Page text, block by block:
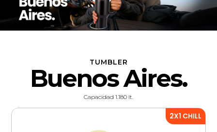
TUMBLER
Buenos Aires.
Capacidad 1.180 lt.
2X1 CHILL